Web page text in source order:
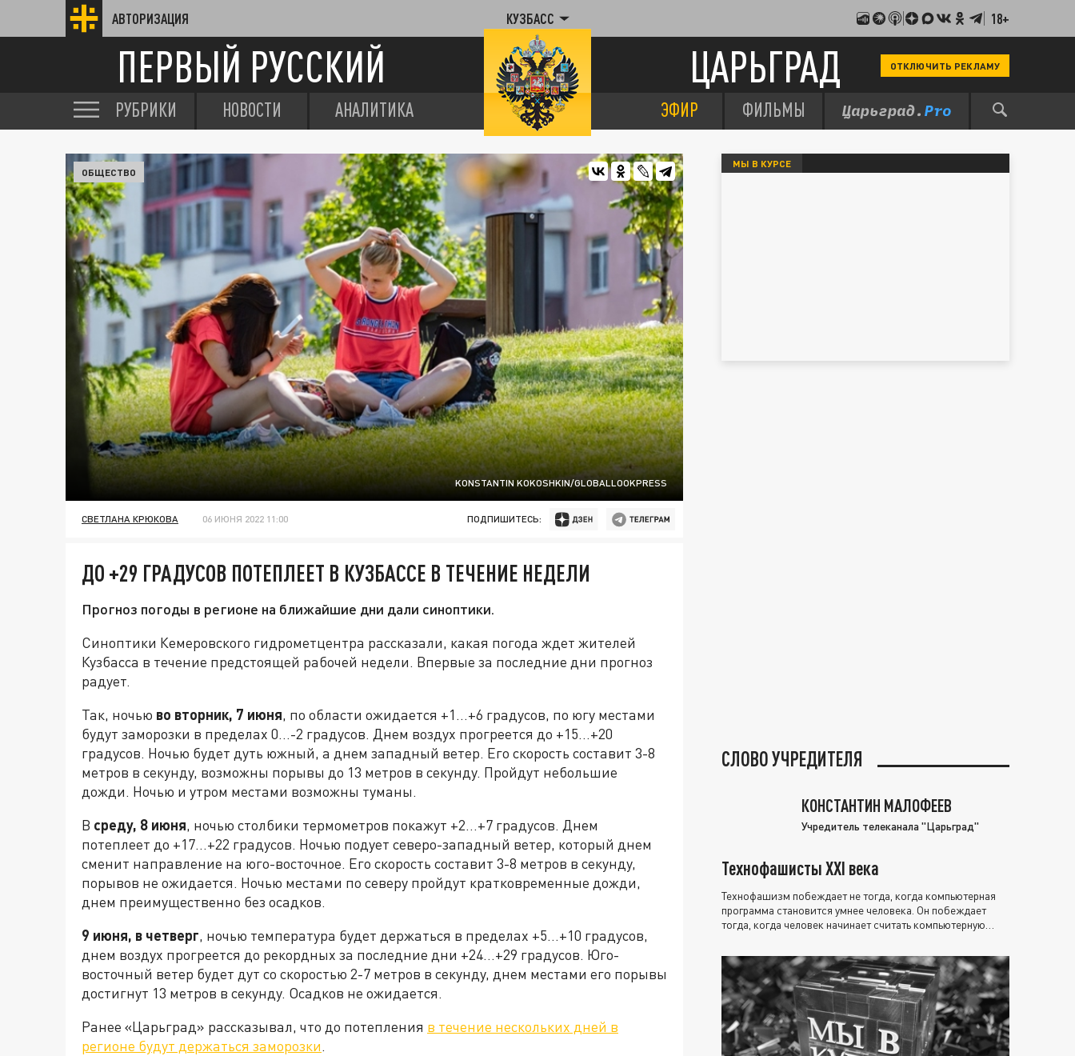
АВТОРИЗАЦИЯ КУЗБАСС 18+
ПЕРВЫЙ РУССКИЙ ЦАРЬГРАД ОТКЛЮЧИТЬ РЕКЛАМУ
РУБРИКИ НОВОСТИ АНАЛИТИКА ЭФИР ФИЛЬМЫ
KONSTANTIN KOKOSHKIN/GLOBALLOOKPRESS
ОБЩЕСТВО
СВЕТЛАНА КРЮКОВА 06 ИЮНЯ 2022 11:00 ПОДПИШИТЕСЬ:
ДО +29 ГРАДУСОВ ПОТЕПЛЕЕТ В КУЗБАССЕ В ТЕЧЕНИЕ НЕДЕЛИ
Прогноз погоды в регионе на ближайшие дни дали синоптики.
Синоптики Кемеровского гидрометцентра рассказали, какая погода ждет жителей
Кузбасса в течение предстоящей рабочей недели. Впервые за последние дни прогноз
радует.
Так, ночью во вторник, 7 июня, по области ожидается +1…+6 градусов, по югу местами
будут заморозки в пределах 0…-2 градусов. Днем воздух прогреется до +15…+20
градусов. Ночью будет дуть южный, а днем западный ветер. Его скорость составит 3-8
метров в секунду, возможны порывы до 13 метров в секунду. Пройдут небольшие
дожди. Ночью и утром местами возможны туманы.
В среду, 8 июня, ночью столбики термометров покажут +2…+7 градусов. Днем
потеплеет до +17…+22 градусов. Ночью подует северо-западный ветер, который днем
сменит направление на юго-восточное. Его скорость составит 3-8 метров в секунду,
порывов не ожидается. Ночью местами по северу пройдут кратковременные дожди,
днем преимущественно без осадков.
9 июня, в четверг, ночью температура будет держаться в пределах +5…+10 градусов,
днем воздух прогреется до рекордных за последние дни +24…+29 градусов. Юго-
восточный ветер будет дут со скоростью 2-7 метров в секунду, днем местами его порывы
достигнут 13 метров в секунду. Осадков не ожидается.
Ранее «Царьград» рассказывал, что до потепления в течение нескольких дней в
регионе будут держаться заморозки.
МЫ В КУРСЕ
СЛОВО УЧРЕДИТЕЛЯ
КОНСТАНТИН МАЛОФЕЕВ
Учредитель телеканала "Царьград"
Технофашисты XXI века
Технофашизм побеждает не тогда, когда компьютерная
программа становится умнее человека. Он побеждает
тогда, когда человек начинает считать компьютерную